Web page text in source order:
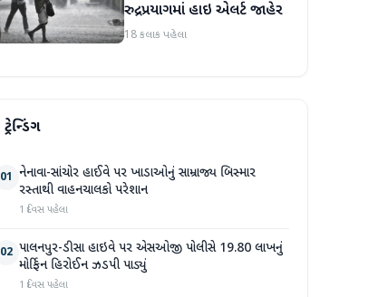
રુદ્રપ્રયાગમાં હાઇ એલર્ટ જાહેર
18 કલાક પહેલા
ટ્રેન્ડિંગ
01 નેનાવા-સાંચોર હાઈવે પર ખાડાઓનું સામ્રાજ્ય બિસ્માર
રસ્તાથી વાહનચાલકો પરેશાન
1 દિવસ પહેલા
02 પાલનપુર-ડીસા હાઇવે પર એસઓજી પોલીસે 19.80 લાખનું
મોર્ફિન હિરોઈન ઝડપી પાડ્યું
1 દિવસ પહેલા